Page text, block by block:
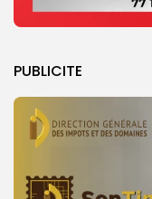
PUBLICITE